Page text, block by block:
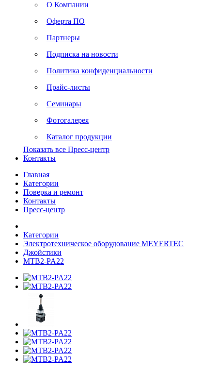
О Компании
Оферта ПО
Партнеры
Подписка на новости
Политика конфиденциальности
Прайс-листы
Семинары
Фотогалерея
Каталог продукции
Показать все Пресс-центр
Контакты
Главная
Категории
Поверка и ремонт
Контакты
Пресс-центр
Категории
Электротехническое оборудование MEYERTEC
Джойстики
MTB2-PA22